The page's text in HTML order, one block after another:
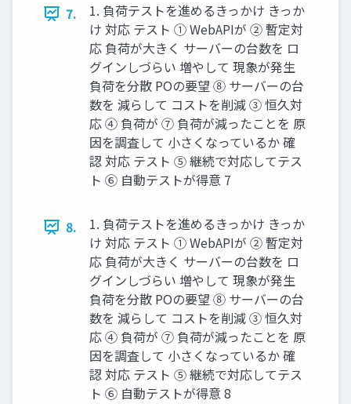
7.
1. 負荷テストを進めるきっかけ きっか
け 対応 テスト ① WebAPIが ② 暫定対
応 負荷が大きく サーバーの台数を ロ
グインしづらい 増やして 現象が発生
負荷を分散 POの要望 ⑧ サーバーの台
数を 減らして コストを削減 ③ 恒久対
応 ④ 負荷が ⑦ 負荷が減ったことを 原
因を調査して 小さくなっているか 確
認 対応 テスト ⑤ 継続で対応してテス
ト ⑥ 自動テストが得意 7
8.
1. 負荷テストを進めるきっかけ きっか
け 対応 テスト ① WebAPIが ② 暫定対
応 負荷が大きく サーバーの台数を ロ
グインしづらい 増やして 現象が発生
負荷を分散 POの要望 ⑧ サーバーの台
数を 減らして コストを削減 ③ 恒久対
応 ④ 負荷が ⑦ 負荷が減ったことを 原
因を調査して 小さくなっているか 確
認 対応 テスト ⑤ 継続で対応してテス
ト ⑥ 自動テストが得意 8